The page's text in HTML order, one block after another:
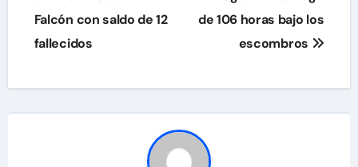
Falcón con saldo de 12
fallecidos
de 106 horas bajo los
escombros